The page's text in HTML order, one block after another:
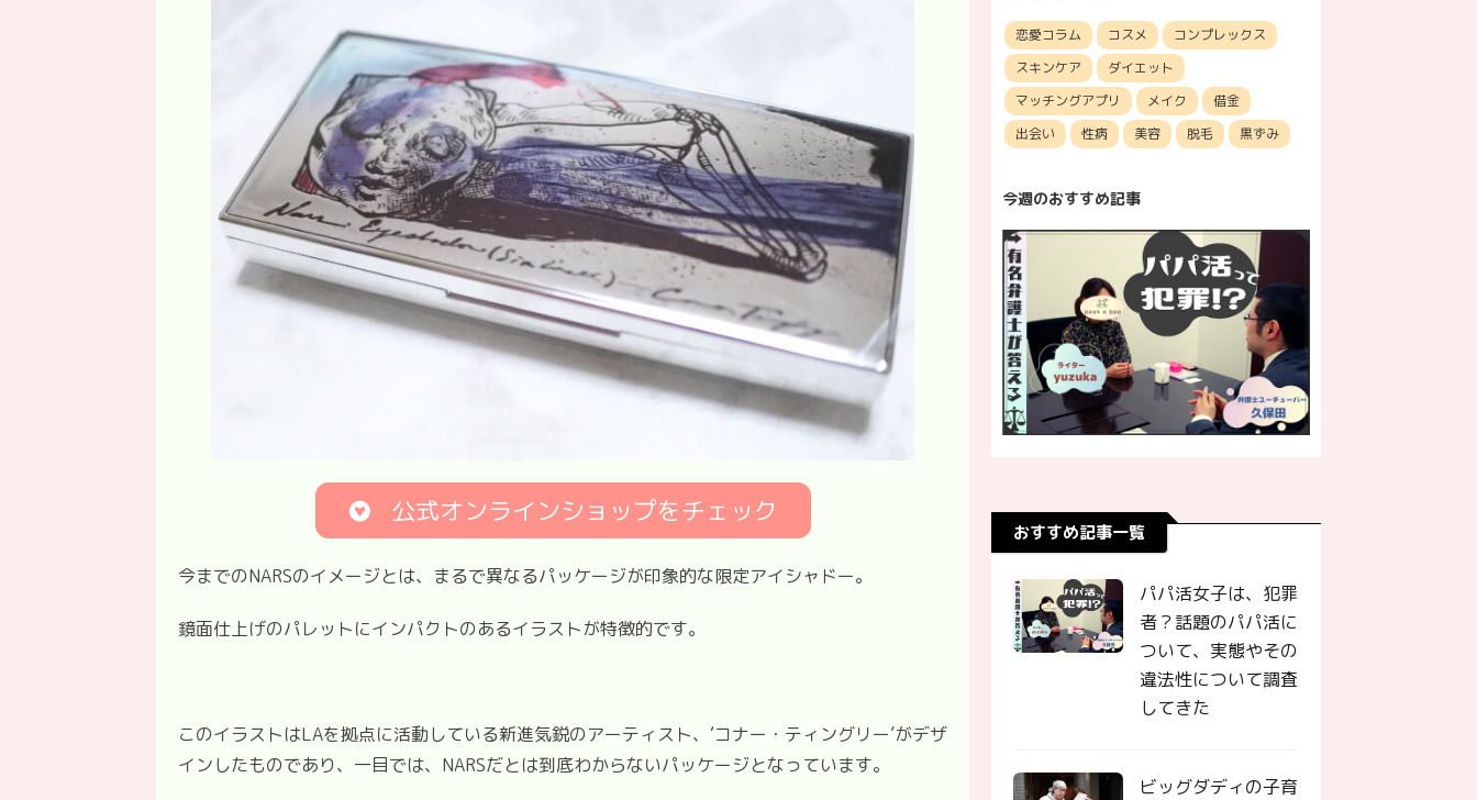
公式オンラインショップをチェック
今までのNARSのイメージとは、まるで異なるパッケージが印象的な限定アイシャドー。
鏡面仕上げのパレットにインパクトのあるイラストが特徴的です。
このイラストはLAを拠点に活動している新進気鋭のアーティスト、‘コナー・ティングリー’がデザ
インしたものであり、一目では、 NARSだとは到底わからないパッケージとなっています。
恋愛コラム コスメ
コンプレックス
スキンケア
ダイエット
マッチングアプリ
メイク
借金
出会い
性病 美容 脱毛 黒ずみ
今週のおすすめ記事
おすすめ記事一覧
パパ活女子は、犯罪
者？話題のパパ活に
ついて、実態やその
違法性について調査
してきた
ビッグダディの子育